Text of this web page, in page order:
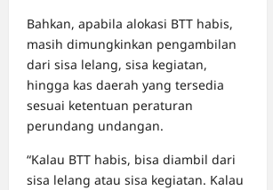
Bahkan, apabila alokasi BTT habis,
masih dimungkinkan pengambilan
dari sisa lelang, sisa kegiatan,
hingga kas daerah yang tersedia
sesuai ketentuan peraturan
perundang undangan.
“Kalau BTT habis, bisa diambil dari
sisa lelang atau sisa kegiatan. Kalau